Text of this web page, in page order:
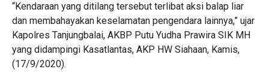
“Kendaraan yang ditilang tersebut terlibat aksi balap liar
dan membahayakan keselamatan pengendara lainnya,” ujar
Kapolres Tanjungbalai, AKBP Putu Yudha Prawira SIK MH
yang didampingi Kasatlantas, AKP HW Siahaan, Kamis,
(17/9/2020).